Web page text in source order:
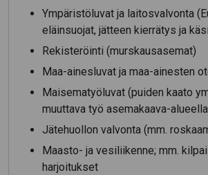
Ympäristöluvat ja laitosvalvonta
eläinsuojat, jätteen kierrätys ja
Rekisteröinti (murskausasemat)
Maa-ainesluvat ja maa-ainesten
Maisematyöluvat (puiden kaato
muuttava työ asemakaava-
Jätehuollon valvonta (mm.
Maasto- ja vesiliikenne; mm.
harjoitukset